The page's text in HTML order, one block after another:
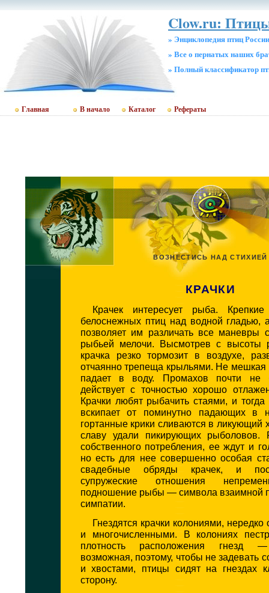
Clow.ru:
» Энциклопедия птиц России
» Все о пернатых наших
» Полный классификатор
Главная В начало Каталог Рефераты
ВОЗНЕСТИСЬ НАД СТИХИЕЙ
КРАЧКИ
Крачек интересует рыба.
белоснежных птиц над водной гладью,
позволяет им различать все маневры
рыбьей мелочи. Высмотрев с высоты
крачка резко тормозит в воздухе,
отчаянно трепеща крыльями. Не мешкая
падает в воду. Промахов почти не
действует с точностью хорошо
Крачки любят рыбачить стаями, и тогда
вскипает от поминутно падающих в
гортанные крики сливаются в ликующий
славу удали пикирующих
собственного потребления, ее ждут и
но есть для нее совершенно особая
свадебные обряды крачек, и
супружеские отношения
подношение рыбы — символа взаимной
симпатии.
Гнездятся крачки колониями,
и многочисленными. В колониях
плотность расположения гнезд
возможная, поэтому, чтобы не задевать
и хвостами, птицы сидят на гнездах
сторону.